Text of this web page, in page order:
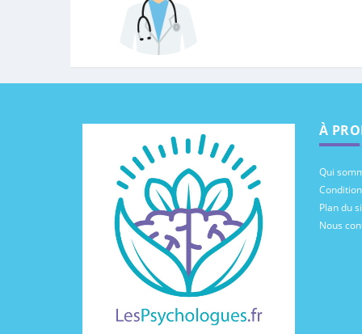
À
Qui
Plan du
Nous